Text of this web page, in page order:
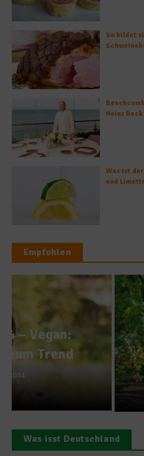
So bildet
Heinz
Was ist
und
Empfohlen
News
Anantara
neuen
20.
Was isst Deutschland